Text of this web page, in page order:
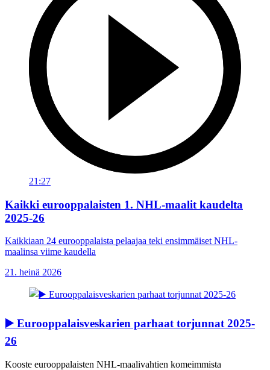
21:27
Kaikki eurooppalaisten 1. NHL-maalit kaudelta
2025-26
Kaikkiaan 24 eurooppalaista pelaajaa teki ensimmäiset NHL-
maalinsa viime kaudella
21. heinä 2026
▶️ Eurooppalaisveskarien parhaat torjunnat 2025-
26
Kooste eurooppalaisten NHL-maalivahtien komeimmista